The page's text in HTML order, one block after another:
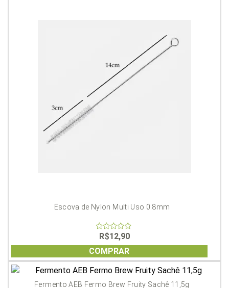
Escova de Nylon Multi Uso 0.8mm
of
5
R$12,90
COMPRAR
Fermento AEB Fermo Brew Fruity Sachê 11,5g